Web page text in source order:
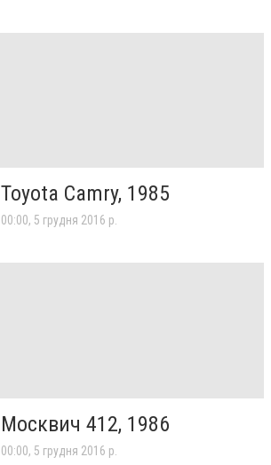
Toyota Camry, 1985
00:00, 5 грудня 2016 р.
Москвич 412, 1986
00:00, 5 грудня 2016 р.